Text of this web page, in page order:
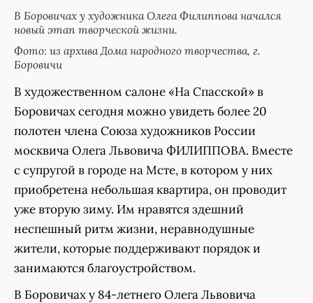
В Боровичах у художника Олега Филиппова начался
новый этап творческой жизни.
Фото: из архива Дома народного творчества, г.
Боровичи
В художественном салоне «На Спасской» в
Боровичах сегодня можно увидеть более 20
полотен члена Союза художников России
москвича Олега Львовича ФИЛИППОВА. Вместе
с супругой в городе на Мсте, в котором у них
приобретена небольшая квартира, он проводит
уже вторую зиму. Им нравятся здешний
неспешный ритм жизни, неравнодушные
жители, которые поддерживают порядок и
занимаются благоустройством.
В Боровичах у 84-летнего Олега Львовича